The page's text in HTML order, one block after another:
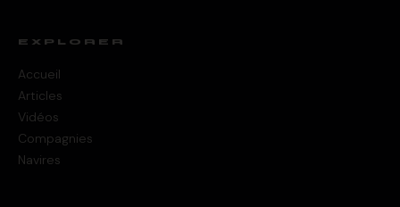
EXPLORER
Accueil
Articles
Vidéos
Compagnies
Navires